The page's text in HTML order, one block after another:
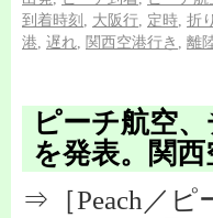
到着時刻
大阪行 定時 折
港 遅れ 関西空港行き 離
ピーチ航空
を発表。関
⇒［Peach／ピ